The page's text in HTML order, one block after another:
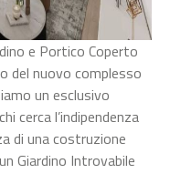
e Portico Coperto
del nuovo complesso
un esclusivo
cerca l’indipendenza
di una costruzione
Giardino Introvabile